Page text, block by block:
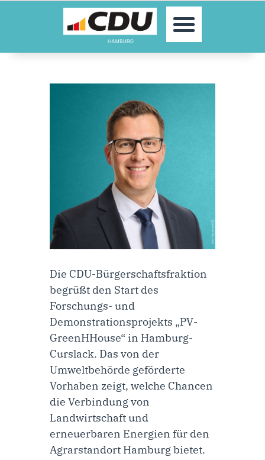
MOIN!
AKTUELLES
PARLAMENTE
MITGLIED WERDEN!
Die CDU-Bürgerschaftsfraktion
begrüßt den Start des
Forschungs- und
Demonstrationsprojekts „PV-
GreenHHouse“ in Hamburg-
Curslack. Das von der
Umweltbehörde geförderte
Vorhaben zeigt, welche Chancen
die Verbindung von
Landwirtschaft und
erneuerbaren Energien für den
Agrarstandort Hamburg bietet.